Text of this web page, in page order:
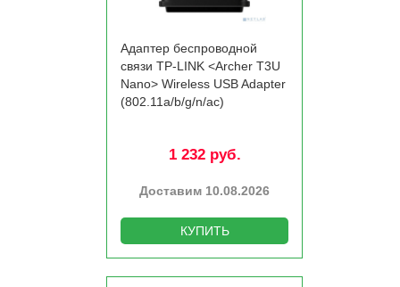
Адаптер беспроводной
связи TP-LINK <Archer T3U
Nano> Wireless USB Adapter
(802.11a/­b/­g/­n/­ac)
1 232 руб.
Доставим 10.08.2026
КУПИТЬ